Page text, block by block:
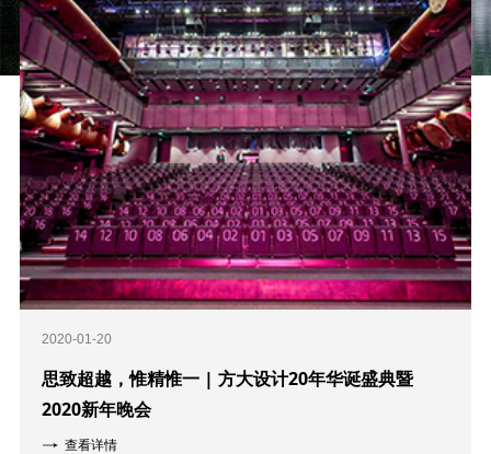
2020-01-20
思致超越，惟精惟一 | 方大设计20年华诞盛典暨
2020新年晚会
查看详情